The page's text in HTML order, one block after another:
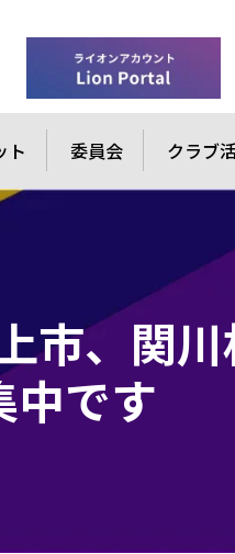
ト 委員会 クラブ
市、関
中です